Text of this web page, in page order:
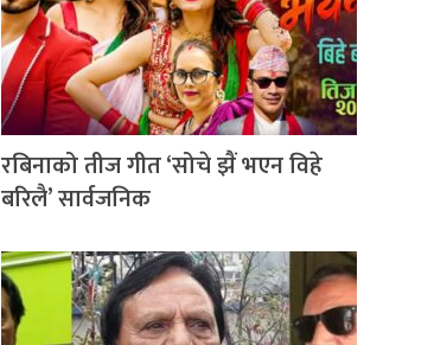
रबिनाको तीज गीत ‘सोचे झैं भएन विहे
बरिलै’ सार्वजनिक